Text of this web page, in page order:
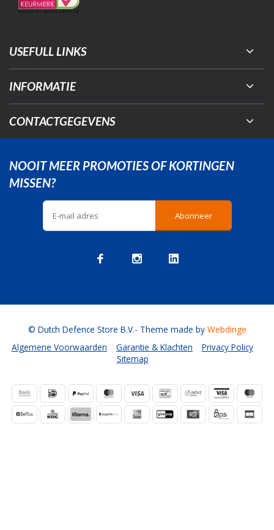
USEFULL LINKS
INFORMATIE
CONTACTGEGEVENS
NOOIT MEER PROMOTIES OF KORTINGEN
MISSEN?
Abonneer
Algemene Voorwaarden Garantie & Klachten
Privacy Policy
Sitemap
© Dutch Defence Store B.V.- Theme made by Webdinge